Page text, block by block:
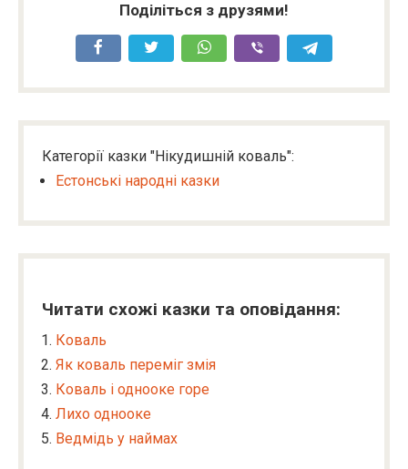
Поділіться з друзями!
Категорії казки "Нікудишній коваль":
Естонські народні казки
Читати схожі казки та оповідання:
Коваль
Як коваль переміг змія
Коваль і однооке горе
Лихо однооке
Ведмідь у наймах